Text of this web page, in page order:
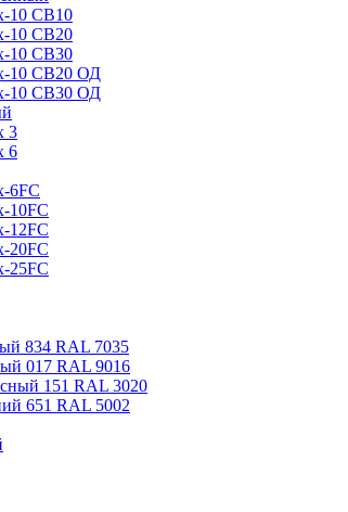
10 СВ10
10 СВ20
10 СВ30
10 СВ20 ОД
10 СВ30 ОД
3
6
6FC
10FC
12FC
20FC
25FC
834 RAL 7035
017 RAL 9016
151 RAL 3020
651 RAL 5002